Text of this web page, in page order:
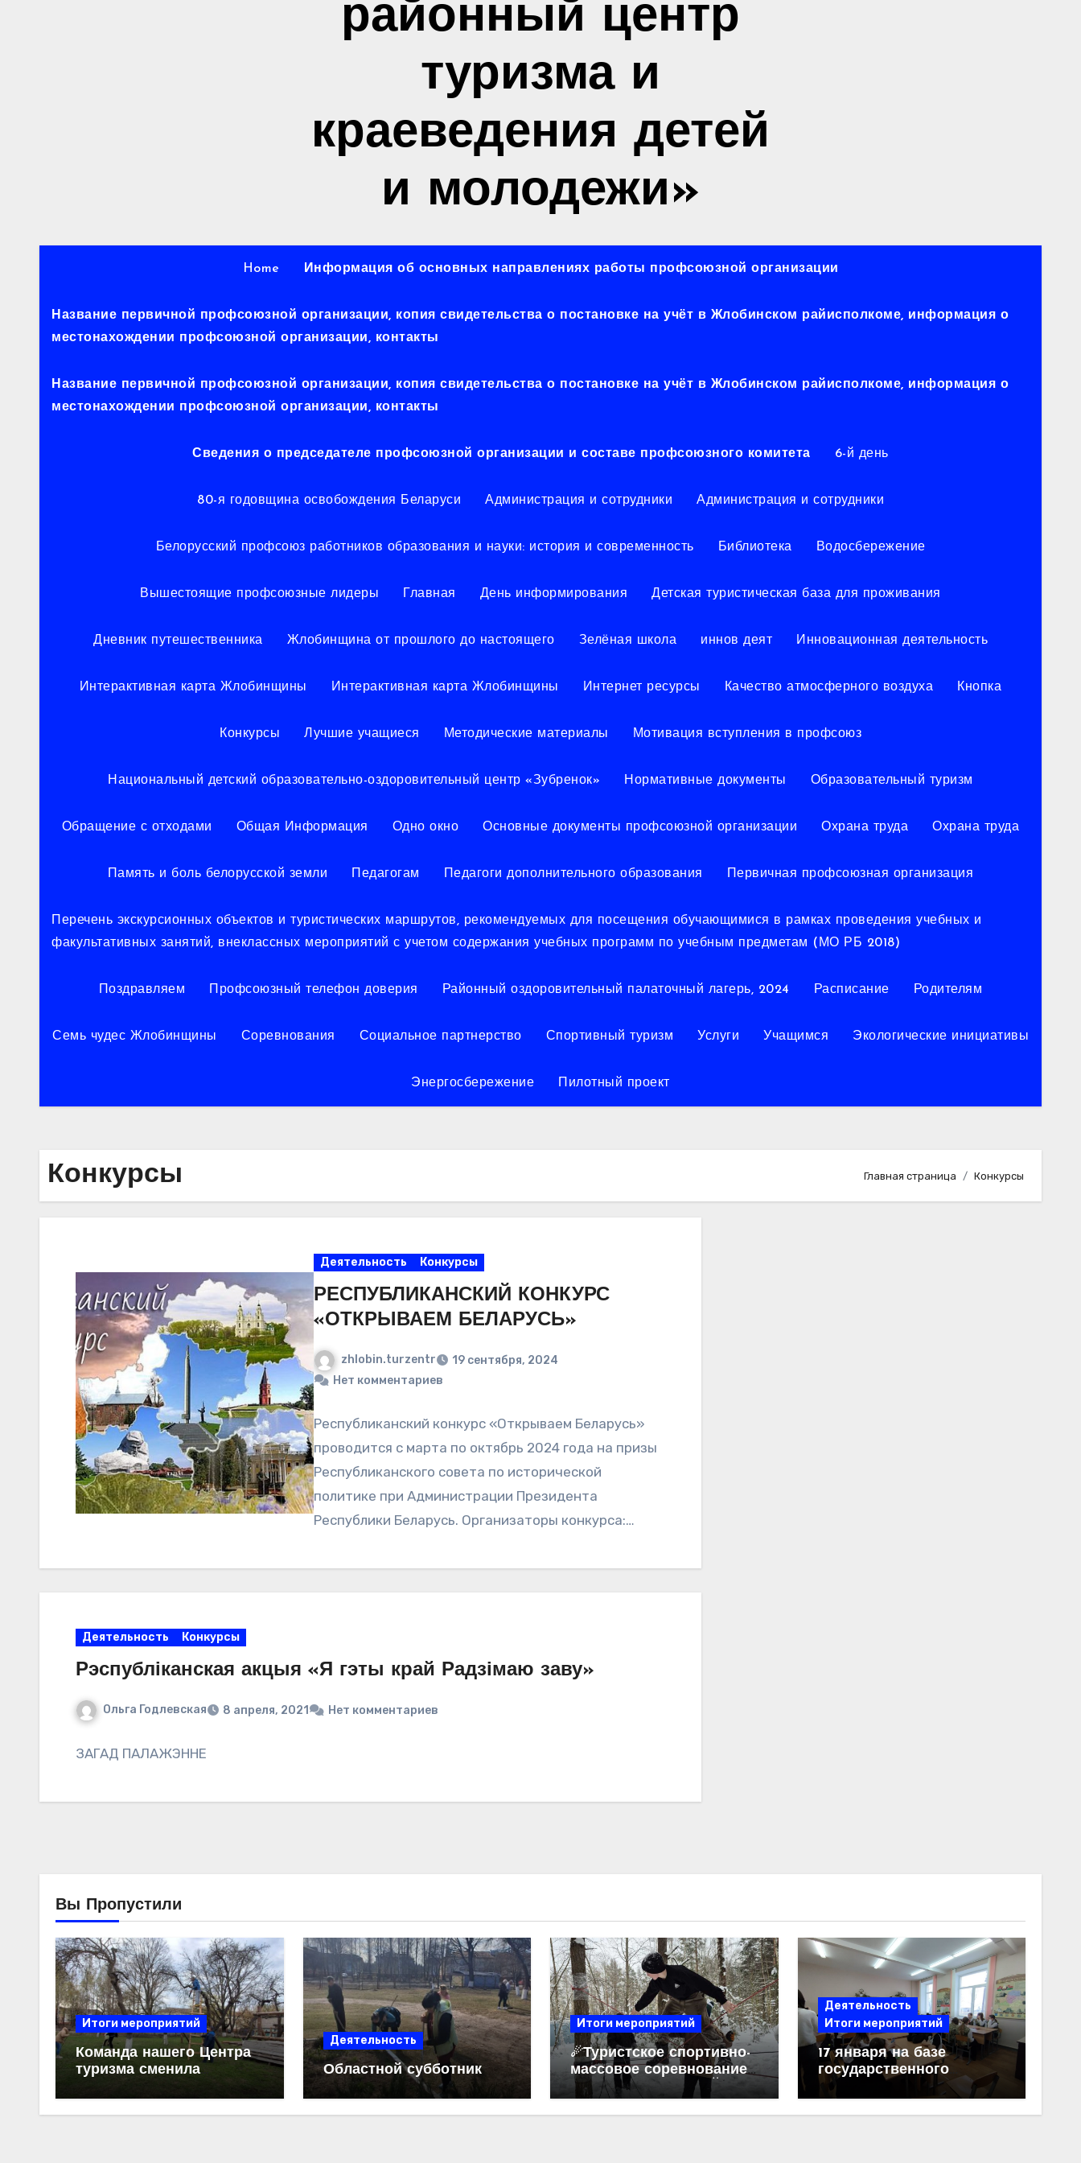
районный центр
туризма и
краеведения детей
и молодежи»
Home Информация об основных направлениях работы профсоюзной организации
Название первичной профсоюзной организации, копия свидетельства о постановке на учёт в Жлобинском райисполкоме, информация о
местонахождении профсоюзной организации, контакты
Название первичной профсоюзной организации, копия свидетельства о постановке на учёт в Жлобинском райисполкоме, информация о
местонахождении профсоюзной организации, контакты
Сведения о председателе профсоюзной организации и составе профсоюзного комитета 6-й день
80-я годовщина освобождения Беларуси Администрация и сотрудники Администрация и сотрудники
Белорусский профсоюз работников образования и науки: история и современность Библиотека Водосбережение
Вышестоящие профсоюзные лидеры Главная День информирования Детская туристическая база для проживания
Дневник путешественника Жлобинщина от прошлого до настоящего Зелёная школа иннов деят Инновационная деятельность
Интерактивная карта Жлобинщины Интерактивная карта Жлобинщины Интернет ресурсы Качество атмосферного воздуха Кнопка
Конкурсы Лучшие учащиеся Методические материалы Мотивация вступления в профсоюз
Национальный детский образовательно-оздоровительный центр «Зубренок» Нормативные документы Образовательный туризм
Обращение с отходами Общая Информация Одно окно Основные документы профсоюзной организации Охрана труда Охрана труда
Память и боль белорусской земли Педагогам Педагоги дополнительного образования Первичная профсоюзная организация
Перечень экскурсионных объектов и туристических маршрутов, рекомендуемых для посещения обучающимися в рамках проведения учебных и
факультативных занятий, внеклассных мероприятий с учетом содержания учебных программ по учебным предметам (МО РБ 2018)
Поздравляем Профсоюзный телефон доверия Районный оздоровительный палаточный лагерь, 2024 Расписание Родителям
Семь чудес Жлобинщины Соревнования Социальное партнерство Спортивный туризм Услуги Учащимся Экологические инициативы
Энергосбережение Пилотный проект
Конкурсы Главная страница Конкурсы
Деятельность Конкурсы
РЕСПУБЛИКАНСКИЙ КОНКУРС
«ОТКРЫВАЕМ БЕЛАРУСЬ»
zhlobin.turzentr
19 сентября, 2024
Нет комментариев
Республиканский конкурс «Открываем Беларусь»
проводится с марта по октябрь 2024 года на призы
Республиканского совета по исторической
политике при Администрации Президента
Республики Беларусь. Организаторы конкурса:
Академия…
Деятельность Конкурсы
Рэспубліканская акцыя «Я гэты край Радзімаю заву»
Ольга Годлевская 8 апреля, 2021 Нет комментариев
ЗАГАД ПАЛАЖЭННЕ
Вы Пропустили
Итоги мероприятий
Команда нашего Центра
туризма сменила
привычные маршруты и
карты на садовый
Деятельность
Областной субботник
Итоги мероприятий
☄Туристское спортивно-
массовое соревнование
«ЗИМНЯЯ ТРОПА»☄
Деятельность
Итоги мероприятий
17 января на базе
государственного
учреждения образования
«Средняя школа №6